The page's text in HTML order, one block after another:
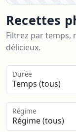
Recettes
Filtrez par temps,
délicieux.
Durée
Régime